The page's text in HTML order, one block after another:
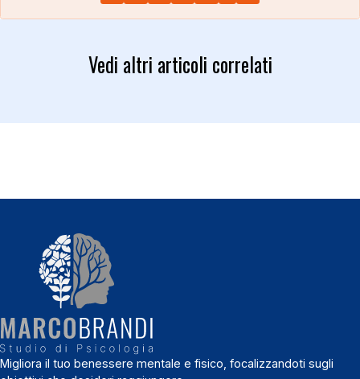
Vedi altri articoli correlati
Migliora il tuo benessere mentale e fisico, focalizzandoti sugli